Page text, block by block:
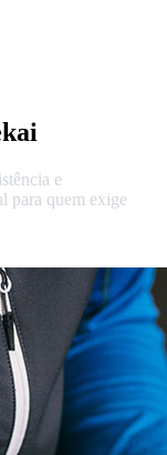
e
para quem exige